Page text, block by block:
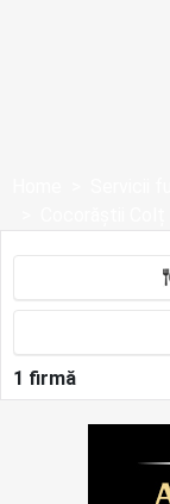
1 firmă